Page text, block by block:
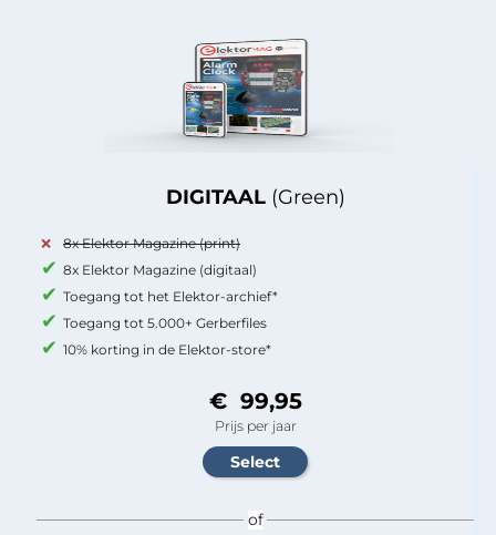
DIGITAAL (Green)
8x Elektor Magazine (print)
8x Elektor Magazine (digitaal)
Toegang tot het Elektor-archief*
Toegang tot 5.000+ Gerberfiles
10% korting in de Elektor-store*
€ 99,95
Prijs per jaar
of